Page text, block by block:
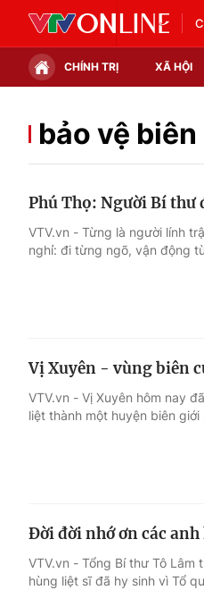
CHÍNH TRỊ XÃ HỘI
Chính trị
Thế giới đó đây
Điện ảnh
Âm nhạc
Sao
bảo vệ
Phú Thọ: Người Bí thư
VTV.vn - Từng là người lính
nghỉ: đi từng ngõ, vận động
Vị Xuyên - vùng biên
VTV.vn - Vị Xuyên hôm nay
liệt thành một huyện biên
Đời đời nhớ ơn các
VTV.vn - Tổng Bí thư Tô
hùng liệt sĩ đã hy sinh vì Tổ